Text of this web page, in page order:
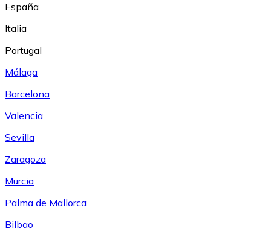
España
Italia
Portugal
Málaga
Barcelona
Valencia
Sevilla
Zaragoza
Murcia
Palma de Mallorca
Bilbao